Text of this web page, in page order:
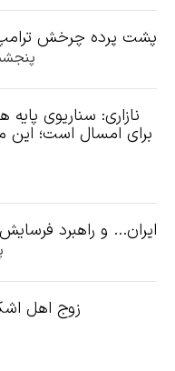
پشت پرده چرخش ترامپ
پنجشنبه
برای امسال است؛
ایران... و راهبرد
زوج اهل